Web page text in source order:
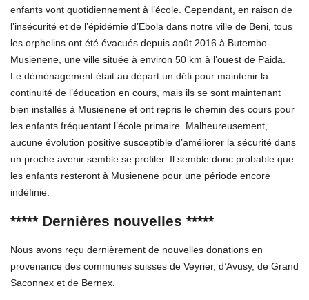
enfants vont quotidiennement à l’école. Cependant, en raison de
l’insécurité et de l’épidémie d’Ebola dans notre ville de Beni, tous
les orphelins ont été évacués depuis août 2016 à Butembo-
Musienene, une ville située à environ 50 km à l’ouest de Paida.
Le déménagement était au départ un défi pour maintenir la
continuité de l’éducation en cours, mais ils se sont maintenant
bien installés à Musienene et ont repris le chemin des cours pour
les enfants fréquentant l’école primaire. Malheureusement,
aucune évolution positive susceptible d’améliorer la sécurité dans
un proche avenir semble se profiler. Il semble donc probable que
les enfants resteront à Musienene pour une période encore
indéfinie.
***** Dernières nouvelles *****
Nous avons reçu dernièrement de nouvelles donations en
provenance des communes suisses de Veyrier, d’Avusy, de Grand
Saconnex et de Bernex.